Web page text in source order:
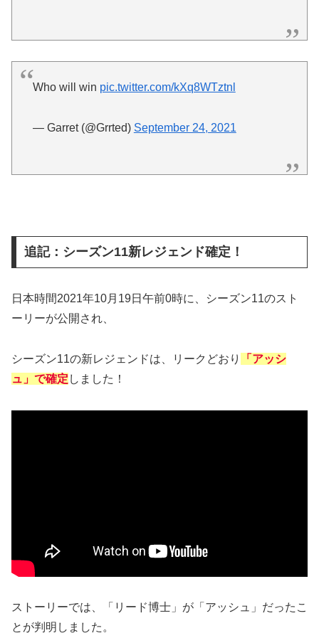
Who will win pic.twitter.com/kXq8WTztnl
— Garret (@Grrted) September 24, 2021
追記：シーズン11新レジェンド確定！
日本時間2021年10月19日午前0時に、シーズン11のスト
ーリーが公開され、
シーズン11の新レジェンドは、リークどおり
「アッシ
ュ」で確定 しました！
ストーリーでは、「リード博士」が「アッシュ」だったこ
とが判明しました。